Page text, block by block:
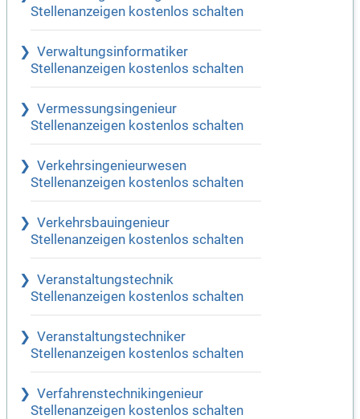
Stellenanzeigen kostenlos schalten
Verwaltungsinformatiker
Stellenanzeigen kostenlos schalten
Vermessungsingenieur
Stellenanzeigen kostenlos schalten
Verkehrsingenieurwesen
Stellenanzeigen kostenlos schalten
Verkehrsbauingenieur
Stellenanzeigen kostenlos schalten
Veranstaltungstechnik
Stellenanzeigen kostenlos schalten
Veranstaltungstechniker
Stellenanzeigen kostenlos schalten
Verfahrenstechnikingenieur
Stellenanzeigen kostenlos schalten